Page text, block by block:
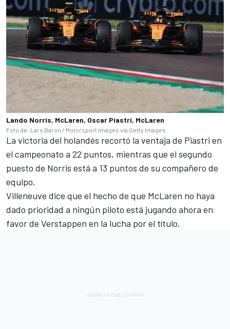
Lando Norris, McLaren, Oscar Piastri, McLaren
Foto de: Lars Baron / Motorsport Images vía Getty Images
La victoria del holandés recortó la ventaja de Piastri en
el campeonato a 22 puntos, mientras que el segundo
puesto de Norris está a 13 puntos de su compañero de
equipo.
Villeneuve dice que el hecho de que McLaren no haya
dado prioridad a ningún piloto está jugando ahora en
favor de Verstappen en la lucha por el título.